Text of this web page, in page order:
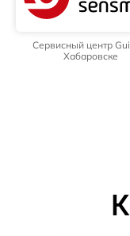
Сервисный центр
Хабаровске